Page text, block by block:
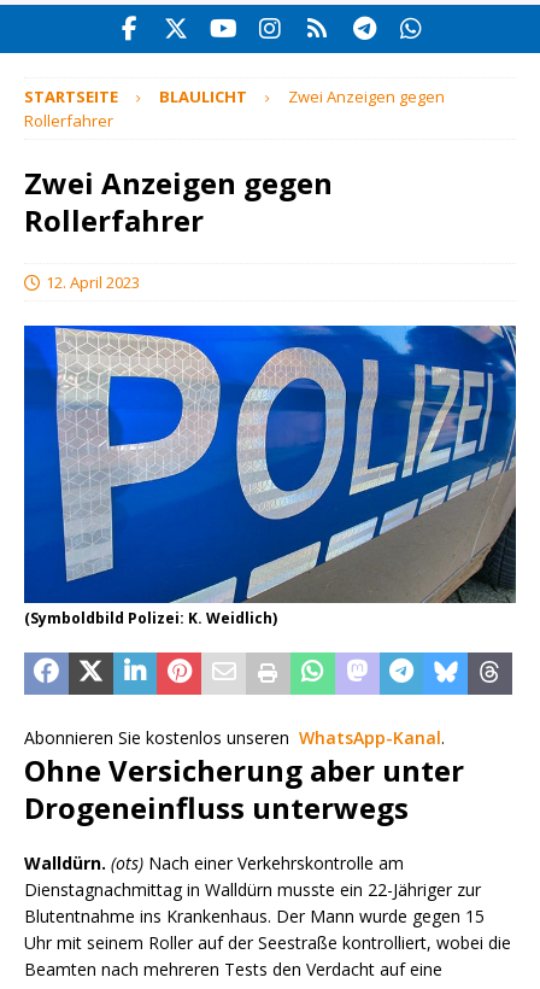
STARTSEITE BLAULICHT
Zwei Anzeigen gegen
Rollerfahrer
Zwei Anzeigen gegen
Rollerfahrer
12. April 2023
(Symboldbild Polizei: K. Weidlich)
Abonnieren Sie kostenlos unseren WhatsApp-Kanal.
Ohne Versicherung aber unter
Drogeneinfluss unterwegs
Walldürn. (ots) Nach einer Verkehrskontrolle am
Dienstagnachmittag in Walldürn musste ein 22-Jähriger zur
Blutentnahme ins Krankenhaus. Der Mann wurde gegen 15
Uhr mit seinem Roller auf der Seestraße kontrolliert, wobei die
Beamten nach mehreren Tests den Verdacht auf eine